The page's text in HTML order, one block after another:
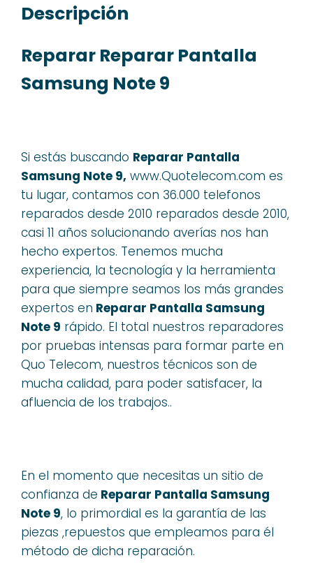
Descripción
Reparar Reparar Pantalla
Samsung Note 9
Si estás buscando Reparar Pantalla
Samsung Note 9, www.Quotelecom.com es
tu lugar, contamos con 36.000 telefonos
reparados desde 2010 reparados desde 2010,
casi 11 años solucionando averías nos han
hecho expertos. Tenemos mucha
experiencia, la tecnología y la herramienta
para que siempre seamos los más grandes
expertos en Reparar Pantalla Samsung
Note 9 rápido. El total nuestros reparadores
por pruebas intensas para formar parte en
Quo Telecom, nuestros técnicos son de
mucha calidad, para poder satisfacer, la
afluencia de los trabajos..
En el momento que necesitas un sitio de
confianza de Reparar Pantalla Samsung
Note 9, lo primordial es la garantía de las
piezas ,repuestos que empleamos para él
método de dicha reparación.